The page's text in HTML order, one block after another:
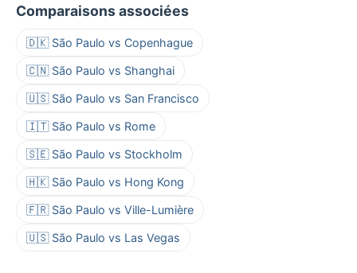
Comparaisons associées
🇩🇰 São Paulo vs Copenhague
🇨🇳 São Paulo vs Shanghai
🇺🇸 São Paulo vs San Francisco
🇮🇹 São Paulo vs Rome
🇸🇪 São Paulo vs Stockholm
🇭🇰 São Paulo vs Hong Kong
🇫🇷 São Paulo vs Ville-Lumière
🇺🇸 São Paulo vs Las Vegas